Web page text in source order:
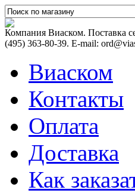
Компания Виаском. Поставка
(495) 363-80-39. E-mail:
Виаском
Контакты
Оплата
Доставка
Как
Цена
на
IP-
телефоны
американского
доллара
момент.
Заказать
купить
оборудование
(само